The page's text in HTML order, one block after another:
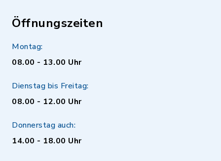
Öffnungszeiten
Montag:
08.00 - 13.00 Uhr
Dienstag bis Freitag:
08.00 - 12.00 Uhr
Donnerstag auch:
14.00 - 18.00 Uhr